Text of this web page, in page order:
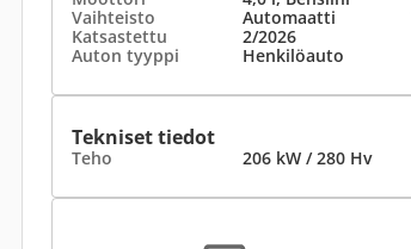
Vaihteisto
Automaatti
Katsastettu
2/2026
Auton tyyppi
Henkilöauto
Tekniset tiedot
Teho 206 kW / 280 Hv